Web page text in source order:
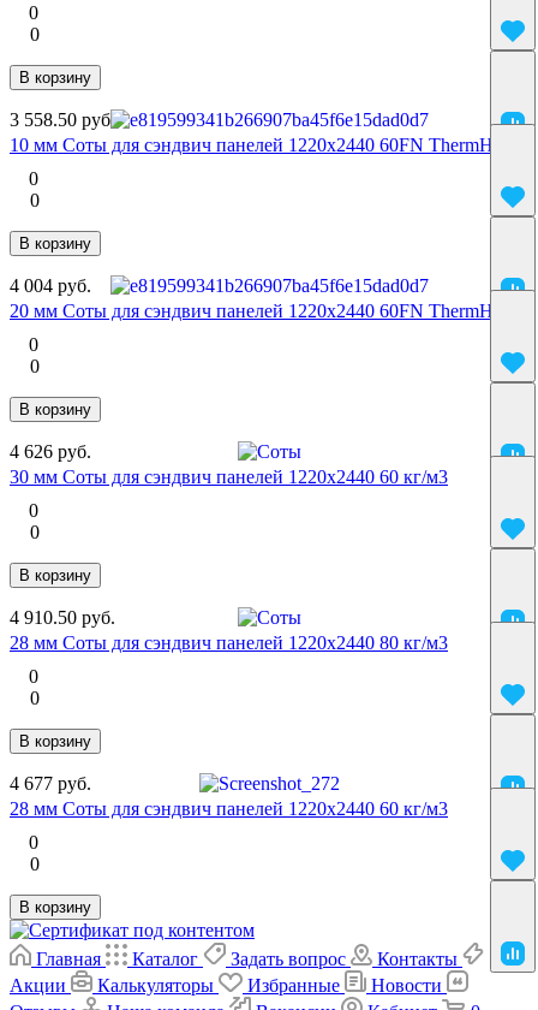
0
0
В корзину
3 558.50 руб.
10 мм Соты для сэндвич панелей 1220х2440 60FN ThermHex
0
0
В корзину
4 004 руб.
20 мм Соты для сэндвич панелей 1220х2440 60FN ThermHex
0
0
В корзину
4 626 руб.
30 мм Соты для сэндвич панелей 1220х2440 60 кг/м3
0
0
В корзину
4 910.50 руб.
28 мм Соты для сэндвич панелей 1220х2440 80 кг/м3
0
0
В корзину
4 677 руб.
28 мм Соты для сэндвич панелей 1220х2440 60 кг/м3
0
0
В корзину
Главная Каталог Задать вопрос
Контакты
Акции
Калькуляторы Избранные
Новости